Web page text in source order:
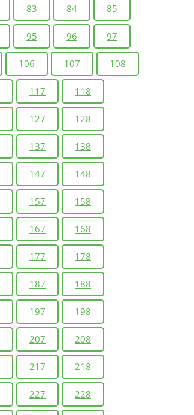
83 84 85
95 96 97
106 107 108
117 118
127 128
137 138
147 148
157 158
167 168
177 178
187 188
197 198
207 208
217 218
227 228